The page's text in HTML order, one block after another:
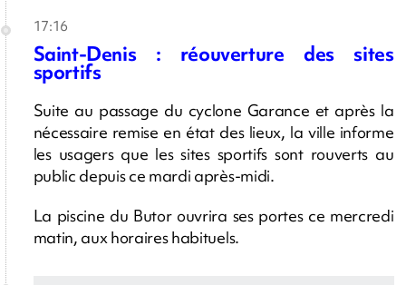
17:16
Saint-Denis : réouverture des sites
sportifs
Suite au passage du cyclone Garance et après la
nécessaire remise en état des lieux, la ville informe
les usagers que les sites sportifs sont rouverts au
public depuis ce mardi après-midi.
La piscine du Butor ouvrira ses portes ce mercredi
matin, aux horaires habituels.